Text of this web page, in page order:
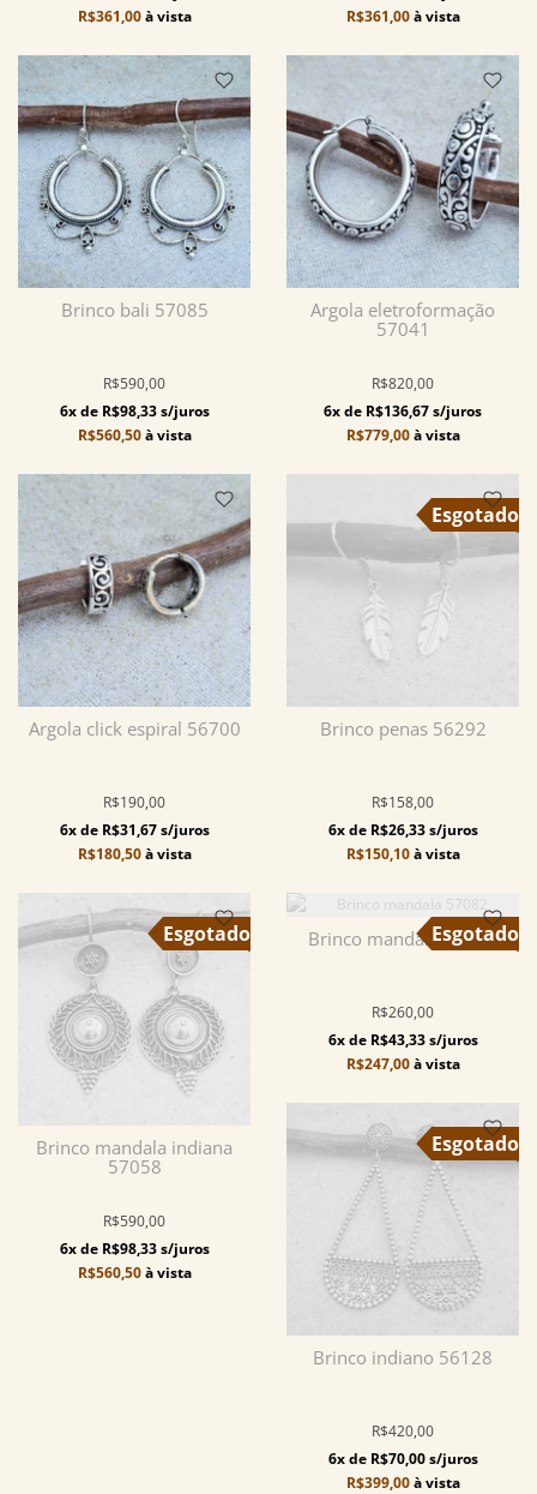
R$361,00à vista
R$361,00à vista
Brinco bali 57085
R$590,00
6x de R$98,33 s/juros
R$560,50à vista
Argola eletroformação
57041
R$820,00
6x de R$136,67 s/juros
R$779,00à vista
Argola click espiral 56700
R$190,00
6x de R$31,67 s/juros
R$180,50à vista
Brinco penas 56292
R$158,00
6x de R$26,33 s/juros
R$150,10à vista
Brinco mandala indiana
57058
R$590,00
6x de R$98,33 s/juros
R$560,50à vista
Brinco mandala 57082
R$260,00
6x de R$43,33 s/juros
R$247,00à vista
Brinco indiano 56128
R$420,00
6x de R$70,00 s/juros
R$399,00à vista